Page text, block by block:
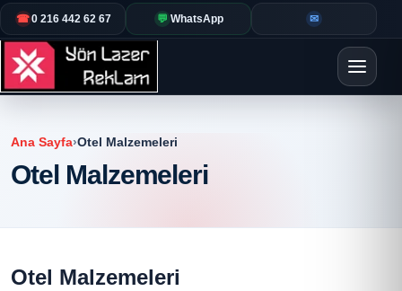
☎0 216 442 62 67 💬 WhatsApp ✉
Ana Sayfa›Otel Malzemeleri
Otel Malzemeleri
Otel Malzemeleri